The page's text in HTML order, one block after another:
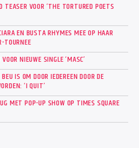
TEASER VOOR ‘THE TORTURED POETS
EN BUSTA RHYMES MEE OP HAAR
TOURNEE
NIEUWE SINGLE ‘MASC’
IS OM DOOR IEDEREEN DOOR DE
‘I QUIT’
MET POP-UP SHOW OP TIMES SQUARE